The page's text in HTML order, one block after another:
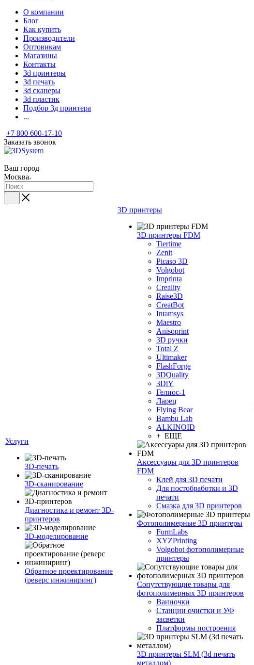
О компании
Блог
Как купить
Производители
Оптовикам
Магазины
Контакты
3d принтеры
3d печать
3d сканеры
3d пластик
Подбор 3д принтера
...
+7 800 600-17-10
Заказать звонок
Ваш город
Москва
Услуги
3D-печать
3D-сканирование
Диагностика и ремонт 3D-
принтеров
3D-моделирование
Обратное проектирование
(реверс инжиниринг)
3D принтеры
3D принтеры FDM
Tiertime
Zenit
Picaso 3D
Volgobot
Imprinta
Creality
Raise3D
CreatBot
Intamsys
Maestro
Anisoprint
3D ручки
Total Z
Ultimaker
FlashForge
3DQuality
3DiY
Гелиос-1
Ларец
Flying Bear
Bambu Lab
ALKINOID
+ ЕЩЕ
Аксессуары для 3D принтеров
FDM
Клей для 3D печати
Для постобработки и 3D
печати
Смазка для 3D принтеров
Фотополимерные 3D принтеры
FormLabs
XYZPrinting
Volgobot фотополимерные
принтеры
Сопутствующие товары для
фотополимерных 3D принтеров
Ванночки
Станции очистки и УФ
засветки
Платформы построения
3D принтеры SLM (3d печать
металлом)